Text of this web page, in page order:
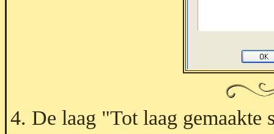
4. De laag "Tot laag gemaakte